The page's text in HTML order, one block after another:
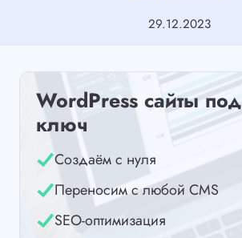
29.12.2023
WordPress сайты под
ключ
Создаём с нуля
Переносим с любой CMS
SEO-оптимизация